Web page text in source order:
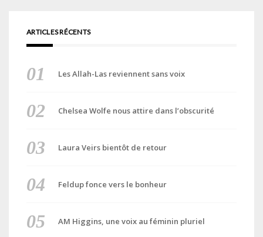
ARTICLES RÉCENTS
Les Allah-Las reviennent sans voix
Chelsea Wolfe nous attire dans l’obscurité
Laura Veirs bientôt de retour
Feldup fonce vers le bonheur
AM Higgins, une voix au féminin pluriel